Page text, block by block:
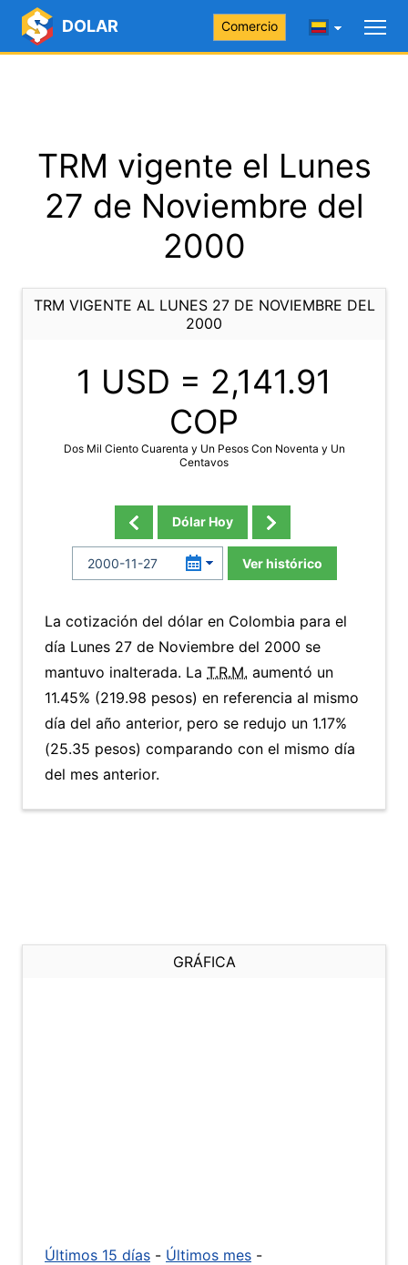
DOLAR Comercio
TRM vigente el Lunes
27 de Noviembre del
2000
TRM VIGENTE AL LUNES 27 DE NOVIEMBRE DEL
2000
1 USD = 2,141.91
COP
Dos Mil Ciento Cuarenta y Un Pesos Con Noventa y Un
Centavos
Dólar Hoy
Ver histórico
La cotización del dólar en Colombia para el
día Lunes 27 de Noviembre del 2000 se
mantuvo inalterada. La T.R.M. aumentó un
11.45% (219.98 pesos) en referencia al mismo
día del año anterior, pero se redujo un 1.17%
(25.35 pesos) comparando con el mismo día
del mes anterior.
GRÁFICA
Últimos 15 días - Últimos mes -